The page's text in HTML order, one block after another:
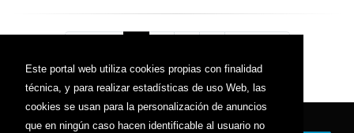
Este portal web utiliza cookies propias con finalidad
técnica, y para realizar estadísticas de uso Web, las
cookies se usan para la personalización de anuncios
que en ningún caso hacen identificable al usuario no